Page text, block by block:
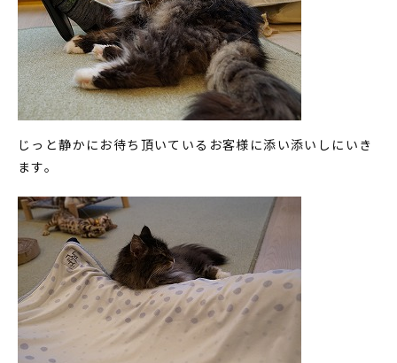
じっと静かにお待ち頂いているお客様に添い添いしにいき
ます。